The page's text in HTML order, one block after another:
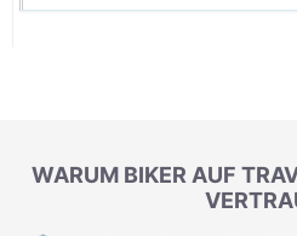
WARUM BIKER AUF